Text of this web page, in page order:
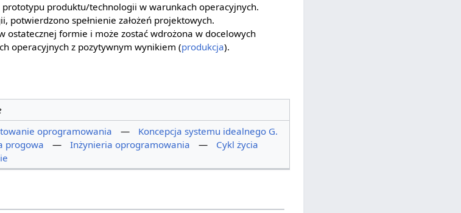
produktu/technologii w warunkach operacyjnych.
potwierdzono spełnienie założeń projektowych.
ostatecznej formie i może zostać wdrożona w docelowych
operacyjnych z pozytywnym wynikiem (produkcja).
oprogramowania —
Koncepcja systemu idealnego G.
progowa — Inżynieria oprogramowania —
Cykl życia